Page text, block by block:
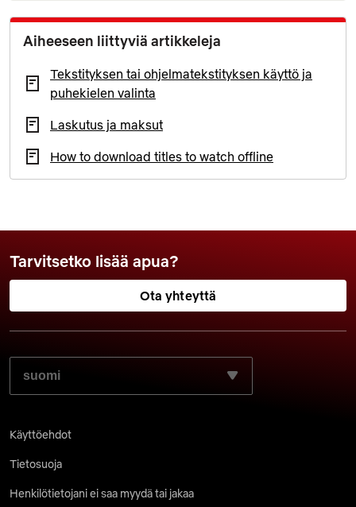
Aiheeseen liittyviä artikkeleja
Tekstityksen tai ohjelmatekstityksen käyttö ja
puhekielen valinta
Laskutus ja maksut
How to download titles to watch offline
Tarvitsetko lisää apua?
Ota yhteyttä
VALITSE HALUAMASI KIELI:
Käyttöehdot
Tietosuoja
Henkilötietojani ei saa myydä tai jakaa